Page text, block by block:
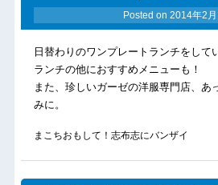
Posted on 2014年2
日替わりのワンプレートランチをして
ランチの他におすすめメニューも！
また、珍しいガーゼの洋服専門店、あ
みに。
まこちおもして！志布志にバンザイ